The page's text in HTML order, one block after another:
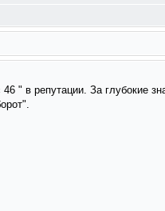
" в репутации. За глубокие